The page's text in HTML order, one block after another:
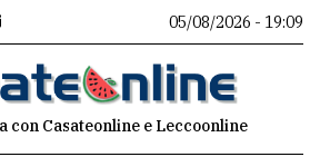
05/08/2026 - 19:09
con Casateonline e Leccoonline